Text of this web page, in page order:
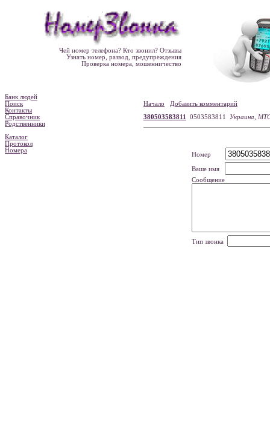
Чей номер телефона? Кто звонил? Отзывы
Узнать номер, развод, предупреждения
Проверка номера, мошенничество
Банк людей
Поиск
Контакты
Справочник
Родственники
Каталог
Протокол
Номера
Начало
Добавить комментарий
380503583811
0503583811 Украина,
Номер
Ваше имя
Сообщение
Тип звонка